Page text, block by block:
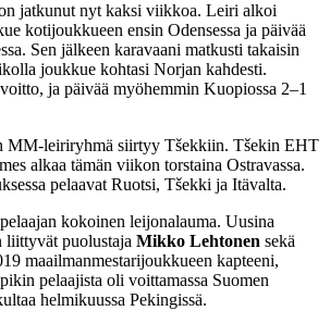
jatkunut nyt kaksi viikkoa. Leiri alkoi
kotijoukkueen ensin Odensessa ja päivää
Sen jälkeen karavaani matkusti takaisin
joukkue kohtasi Norjan kahdesti.
ja päivää myöhemmin Kuopiossa 2–1
MM-leiriryhmä siirtyy Tšekkiin. Tšekin EHT
alkaa tämän viikon torstaina Ostravassa.
pelaavat Ruotsi, Tšekki ja Itävalta.
kokoinen leijonalauma. Uusina
liittyvät puolustaja Mikko Lehtonen sekä
maailmanmestarijoukkueen kapteeni,
pelaajista oli voittamassa Suomen
helmikuussa Pekingissä.